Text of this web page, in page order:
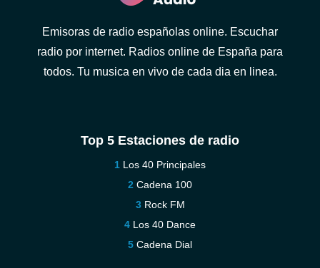
Emisoras de radio españolas online. Escuchar
radio por internet. Radios online de España para
todos. Tu musica en vivo de cada dia en linea.
Top 5 Estaciones de radio
Los 40 Principales
Cadena 100
Rock FM
Los 40 Dance
Cadena Dial